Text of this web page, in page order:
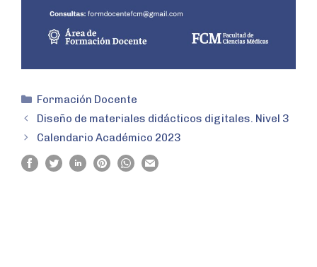
Formación Docente
Diseño de materiales didácticos digitales. Nivel 3
Calendario Académico 2023